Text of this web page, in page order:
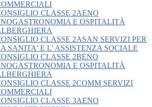
CLASSE 2AENO
E OSPITALITÀ
CLASSE 2ASAN SERVIZI PER
SANITA' E L' ASSISTENZA SOCIALE
CLASSE 2BENO
E OSPITALITÀ
CLASSE 2COMM SERVIZI
CLASSE 3AENO